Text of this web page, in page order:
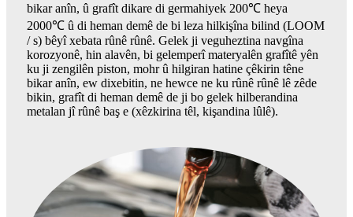
bikar anîn, û grafît dikare di germahiyek 200℃ heya
2000℃ û di heman demê de bi leza hilkişîna bilind (LOOM
/ s) bêyî xebata rûnê rûnê. Gelek ji veguheztina navgîna
korozyonê, hin alavên, bi gelemperî materyalên grafîtê yên
ku ji zengilên piston, mohr û hilgiran hatine çêkirin têne
bikar anîn, ew dixebitin, ne hewce ne ku rûnê rûnê lê zêde
bikin, grafît di heman demê de ji bo gelek hilberandina
metalan jî rûnê baş e (xêzkirina têl, kişandina lûlê).